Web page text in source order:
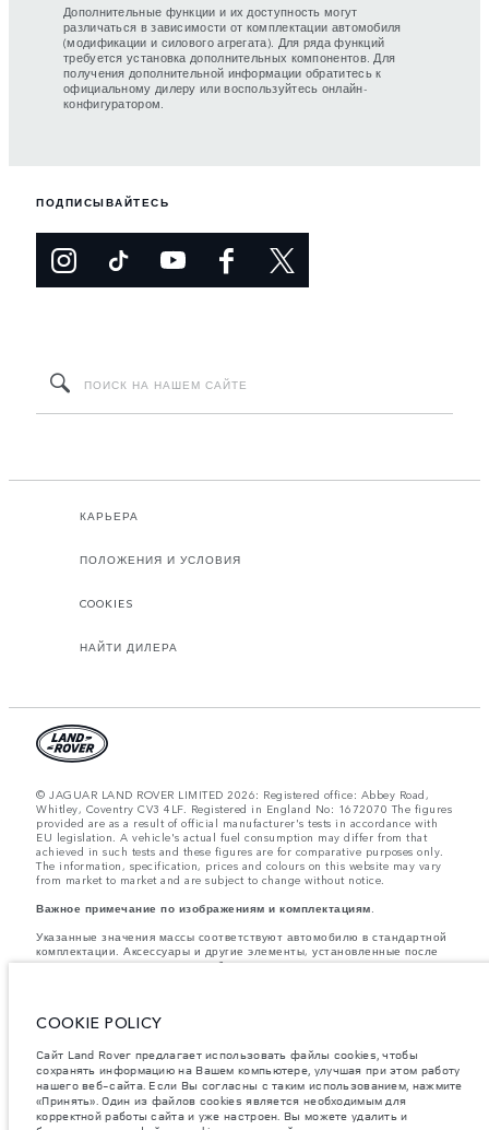
Дополнительные функции и их доступность могут
различаться в зависимости от комплектации автомобиля
(модификации и силового агрегата). Для ряда функций
требуется установка дополнительных компонентов. Для
получения дополнительной информации обратитесь к
официальному дилеру или воспользуйтесь онлайн-
конфигуратором.
ПОДПИСЫВАЙТЕСЬ
КАРЬЕРА
ПОЛОЖЕНИЯ И УСЛОВИЯ
COOKIES
НАЙТИ ДИЛЕРА
© JAGUAR LAND ROVER LIMITED 2026: Registered office: Abbey Road,
Whitley, Coventry CV3 4LF. Registered in England No: 1672070 The figures
provided are as a result of official manufacturer's tests in accordance with
EU legislation. A vehicle's actual fuel consumption may differ from that
achieved in such tests and these figures are for comparative purposes only.
The information, specification, prices and colours on this website may vary
from market to market and are subject to change without notice.
Важное примечание по изображениям и комплектациям.
Указанные значения массы соответствуют автомобилю в стандартной
комплектации. Аксессуары и другие элементы, установленные после
процесса производства автомобиля, влияют на полезную нагрузку.
аксессуаров, пассажиров, рабочих жидкостей, топлива, а также
Компания Jaguar Land Rover Limited стремится постоянно
совершенствовать характеристики, дизайн и производство своих
автомобилей, а также их запасных частей и аксессуаров. Мы
оставляем за собой право вносить изменения без предварительного
уведомления. В зависимости от модельного года, определенное
COOKIE POLICY
Сайт Land Rover предлагает использовать файлы cookies, чтобы
сохранять информацию на Вашем компьютере, улучшая при этом работу
нашего веб-сайта. Если Вы согласны с таким использованием, нажмите
«Принять». Один из файлов cookies является необходимым для
корректной работы сайта и уже настроен. Вы можете удалить и